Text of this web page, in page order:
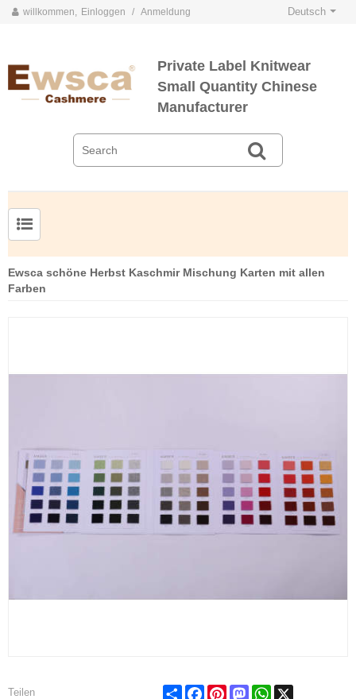
willkommen, Einloggen / Anmeldung Deutsch
Private Label Knitwear
Small Quantity Chinese
Manufacturer
Ewsca schöne Herbst Kaschmir Mischung Karten mit allen
Farben
Teilen Share FacebookPinterestMastodonWhatsApp